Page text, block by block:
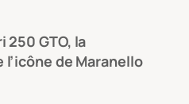
GTO, la
de Maranello